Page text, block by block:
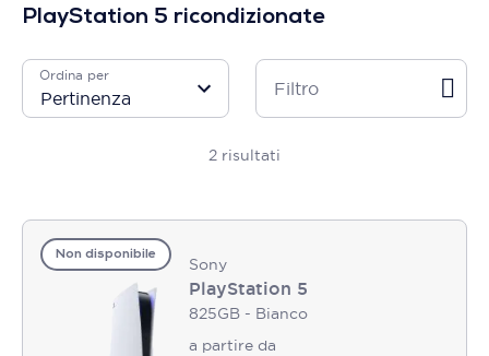
PlayStation 5 ricondizionate
2 risultati
Ordina per
Filtro
Non disponibile Sony
PlayStation 5
825GB - Bianco
a partire da